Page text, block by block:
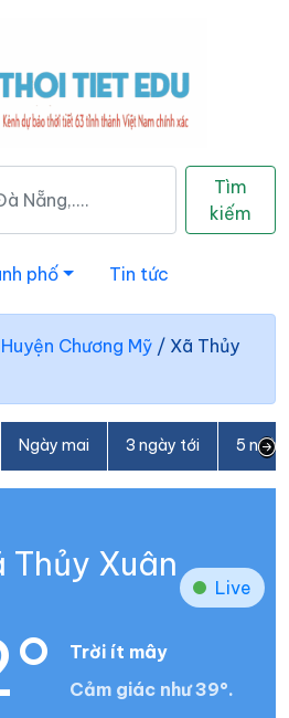
Tìm
kiếm
phố Tin tức
Huyện Chương Mỹ / Xã Thủy
Ngày mai 3 ngày tới 5
Xuân
Live
Trời ít mây
Cảm giác như 39°.